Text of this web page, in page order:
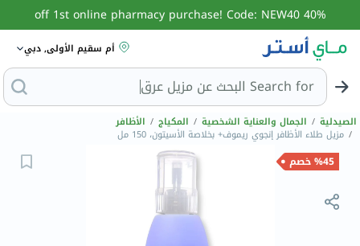
40% off 1st online pharmacy purchase! Code: NEW40
أم سقيم الأولى, دبي
Search for البحث عن مزي
الصيدلية / الجمال والعناية الشخصية / المكياج / الأظافر
/ مزيل طلاء الأظافر إنجوي ريموف+ بخلاصة الأسيتون، 150 مل
%45 خصم